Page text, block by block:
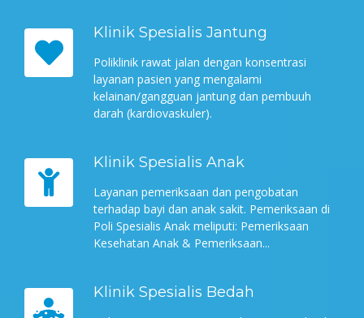
Klinik Spesialis Jantung
Poliklinik rawat jalan dengan konsentrasi
layanan pasien yang mengalami
kelainan/gangguan jantung dan pembuuh
darah (kardiovaskuler).
Klinik Spesialis Anak
Layanan pemeriksaan dan pengobatan
terhadap bayi dan anak sakit. Pemeriksaan di
Poli Spesialis Anak meliputi: Pemeriksaan
Kesehatan Anak & Pemeriksaan...
Klinik Spesialis Bedah